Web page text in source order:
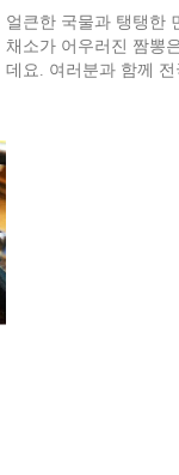
얼큰한 국물과 탱탱한
채소가 어우러진 짬뽕
데요. 여러분과 함께